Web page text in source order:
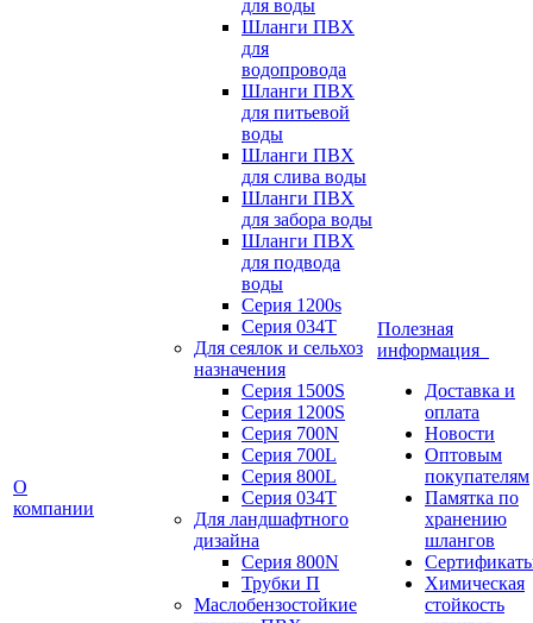
О
компании
для воды
Шланги ПВХ
для
водопровода
Шланги ПВХ
для питьевой
воды
Шланги ПВХ
для слива воды
Шланги ПВХ
для забора воды
Шланги ПВХ
для подвода
воды
Серия 1200s
Серия 034Т
Для сеялок и сельхоз
назначения
Серия 1500S
Серия 1200S
Серия 700N
Серия 700L
Серия 800L
Серия 034T
Для ландшафтного
дизайна
Серия 800N
Трубки П
Маслобензостойкие
Полезная
информация
Доставка и
оплата
Новости
Оптовым
покупателям
Памятка по
хранению
шлангов
Химическая
стойкость